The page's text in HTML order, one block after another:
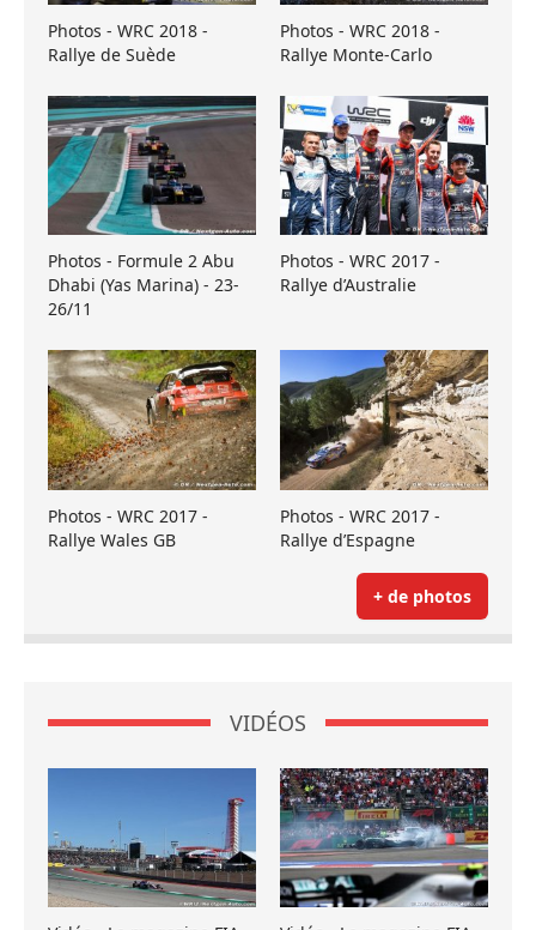
Photos - WRC 2018 -
Rallye de Suède
Photos - WRC 2018 -
Rallye Monte-Carlo
Photos - Formule 2 Abu
Dhabi (Yas Marina) - 23-
26/11
Photos - WRC 2017 -
Rallye d’Australie
Photos - WRC 2017 -
Rallye Wales GB
Photos - WRC 2017 -
Rallye d’Espagne
+ de photos
VIDÉOS